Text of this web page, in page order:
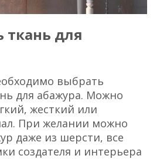
ткань для
выбрать
для абажура. Можно
жесткий или
При желании можно
даже из шерсти, все
создателя и интерьера